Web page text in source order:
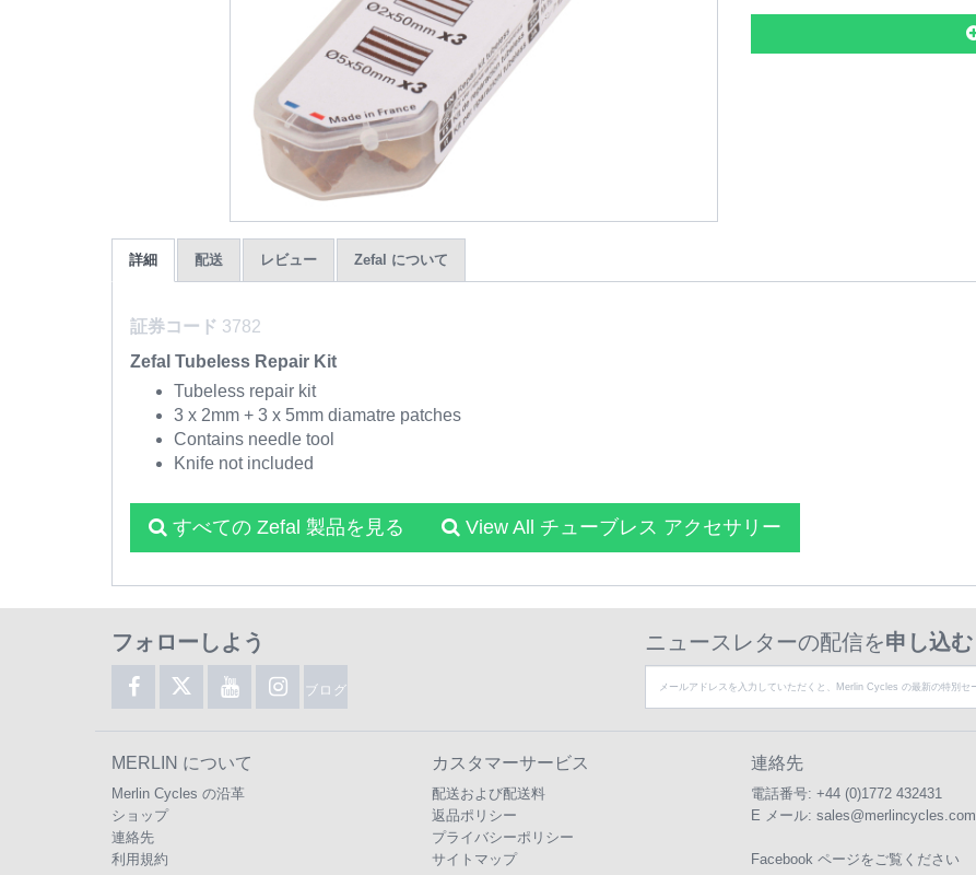
詳細 配送 レビュー Zefal について
証券コード 3782
Zefal Tubeless Repair Kit
Tubeless repair kit
3 x 2mm + 3 x 5mm diamatre patches
Contains needle tool
Knife not included
すべての Zefal 製品を見る View All チューブレス アクセサリー
フォローしよう
ブログ
ニュースレターの配信を申し込む
MERLIN について
Merlin Cycles の沿革
ショップ
連絡先
利用規約
カスタマーサービス
配送および配送料
返品ポリシー
プライバシーポリシー
サイトマップ
連絡先
電話番号: +44 (0)1772 432431
E メール: sales@merlincycles.com
Facebook ページをご覧ください